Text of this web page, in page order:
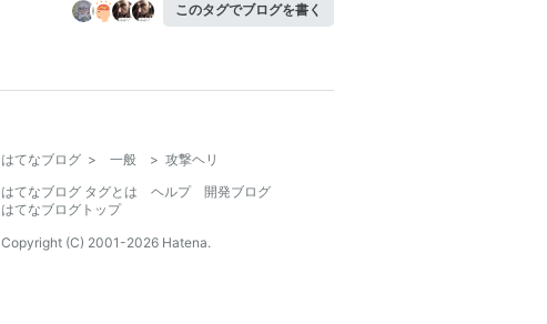
このタグでブログを書く
はてなブログ > 一般 > 攻撃ヘリ
はてなブログ タグとは
ヘルプ
開発ブログ
はてなブログトップ
Copyright (C) 2001-2026 Hatena.